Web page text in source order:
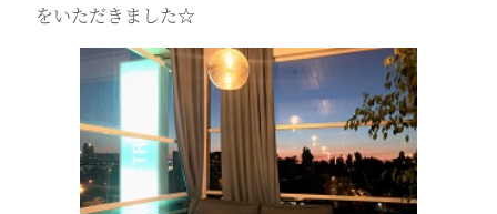
をいただきました☆